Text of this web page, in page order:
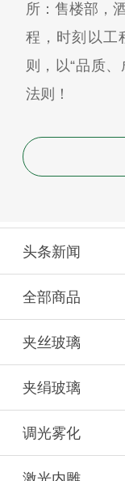
所：售楼部，
程，时刻以工
则，以“品质
法则！
头条新闻
全部商品
夹丝玻璃
夹绢玻璃
调光雾化